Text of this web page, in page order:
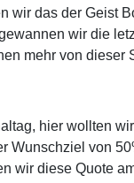
wir das der Geist
wir die
mehr von dieser
hier wollten
Wunschziel von
wir diese Quote